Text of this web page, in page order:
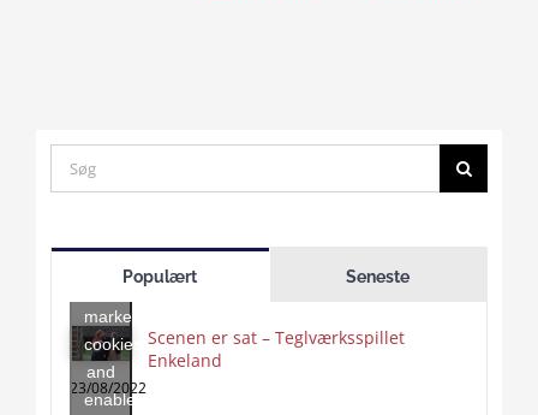
Search
for:
Populært Seneste
accept
marketing
cookies
and
enable
Scenen er sat – Teglværksspillet
Enkeland
23/08/2022
Click
to